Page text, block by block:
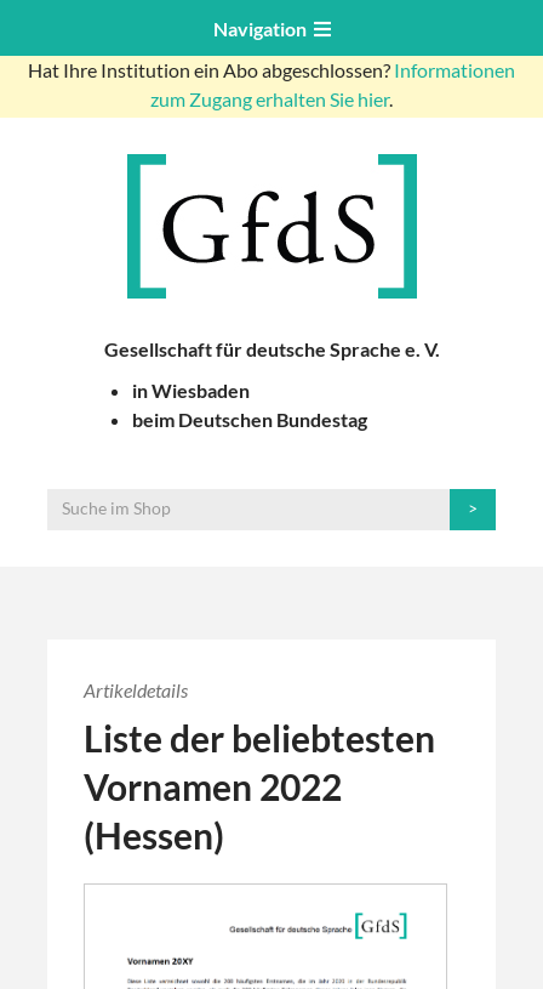
Navigation
Hat Ihre Institution ein Abo abgeschlossen? Informationen
zum Zugang erhalten Sie hier.
Gesellschaft für deutsche Sprache e. V.
in Wiesbaden
beim Deutschen Bundestag
Artikeldetails
Liste der beliebtesten
Vornamen 2022
(Hessen)